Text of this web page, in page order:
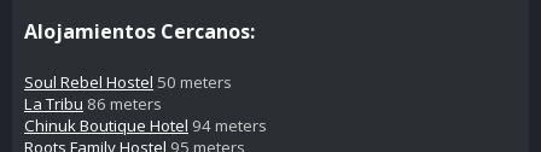
Alojamientos Cercanos:
Soul Rebel Hostel 50 meters
La Tribu 86 meters
Chinuk Boutique Hotel 94 meters
Roots Family Hostel 95 meters